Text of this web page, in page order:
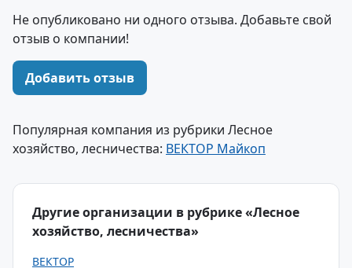
Не опубликовано ни одного отзыва. Добавьте свой
отзыв о компании!
Добавить отзыв
Популярная компания из рубрики Лесное
хозяйство, лесничества: ВЕКТОР Майкоп
Другие организации в рубрике «Лесное
хозяйство, лесничества»
ВЕКТОР